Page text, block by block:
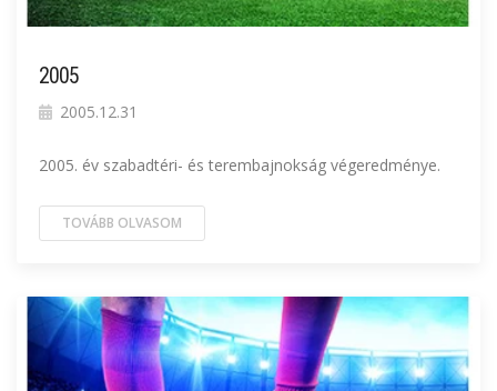
2005
2005.12.31
2005. év szabadtéri- és terembajnokság végeredménye.
TOVÁBB OLVASOM